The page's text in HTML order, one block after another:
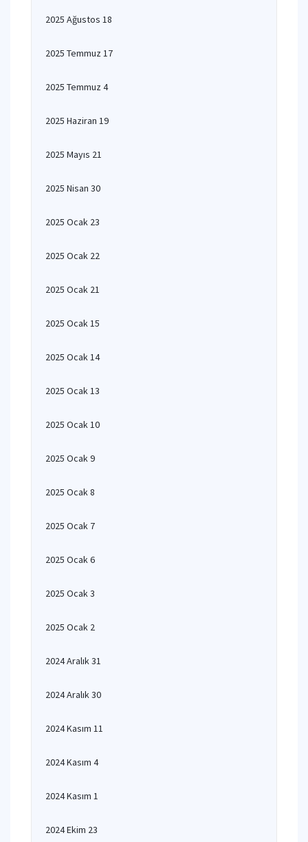
2025 Ağustos 18
2025 Temmuz 17
2025 Temmuz 4
2025 Haziran 19
2025 Mayıs 21
2025 Nisan 30
2025 Ocak 23
2025 Ocak 22
2025 Ocak 21
2025 Ocak 15
2025 Ocak 14
2025 Ocak 13
2025 Ocak 10
2025 Ocak 9
2025 Ocak 8
2025 Ocak 7
2025 Ocak 6
2025 Ocak 3
2025 Ocak 2
2024 Aralık 31
2024 Aralık 30
2024 Kasım 11
2024 Kasım 4
2024 Kasım 1
2024 Ekim 23